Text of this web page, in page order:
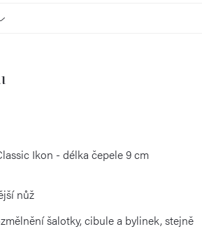
Ikon - délka čepele 9 cm
nůž
šalotky, cibule a bylinek, stejně